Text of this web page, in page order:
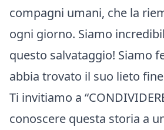
compagni umani, che la
ogni giorno. Siamo
questo salvataggio! Siamo
abbia trovato il suo lieto
Ti invitiamo a
conoscere questa storia a